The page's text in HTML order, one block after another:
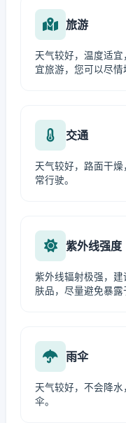
旅游
天气较好，温度适
宜旅游，您可以尽情
交通
天气较好，路面干
常行驶。
紫外线强度
紫外线辐射极强，
肤品，尽量避免暴露
雨伞
天气较好，不会降
伞。